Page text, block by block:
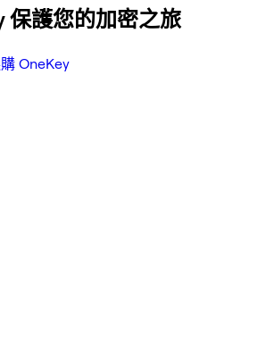
保護您的加密之旅
OneKey